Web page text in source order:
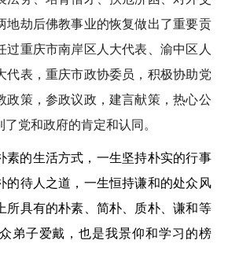
地劫后佛教事业的恢复做出了重要贡
过重庆市南岸区人大代表、渝中区人
代表，重庆市政协委员，积极协助党
政策，参政议政，建言献策，热心公
党和政府的肯定和认同。
素的生活方式，一生坚持朴实的行事
的待人之道，一生恒持谦和的处众风
所具有的朴素、简朴、质朴、谦和等
弟子爱戴，也是我景仰和学习的榜